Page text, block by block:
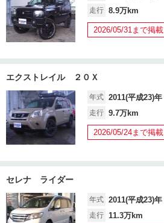
走行 8.9万km
2026/05/31まで掲載
エクストレイル ２０Ｘ
年式 2011(平成23)年
走行 9.7万km
2026/05/24まで掲載
セレナ ライダー
年式 2011(平成23)年
走行 11.3万km